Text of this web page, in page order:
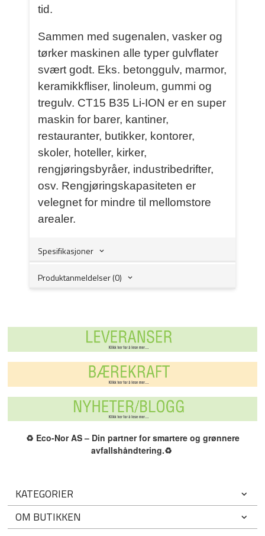
tid.
Sammen med sugenalen, vasker og
tørker maskinen alle typer gulvflater
svært godt. Eks. betonggulv, marmor,
keramikkfliser, linoleum, gummi og
tregulv. CT15 B35 Li-ION er en super
maskin for barer, kantiner,
restauranter, butikker, kontorer,
skoler, hoteller, kirker,
rengjøringsbyråer, industribedrifter,
osv. Rengjøringskapasiteten er
velegnet for mindre til mellomstore
arealer.
Spesifikasjoner
Produktanmeldelser (0)
♻️ Eco-Nor AS – Din partner for smartere og grønnere
avfallshåndtering.♻️
KATEGORIER
OM BUTIKKEN